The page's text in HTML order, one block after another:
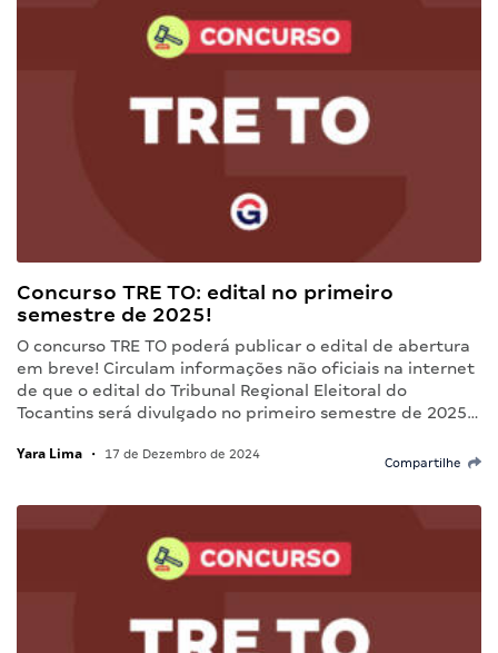
Concurso TRE TO: edital no primeiro
semestre de 2025!
O concurso TRE TO poderá publicar o edital de abertura
em breve! Circulam informações não oficiais na internet
de que o edital do Tribunal Regional Eleitoral do
Tocantins será divulgado no primeiro semestre de 2025…
Yara Lima • 17 de Dezembro de 2024
Compartilhe